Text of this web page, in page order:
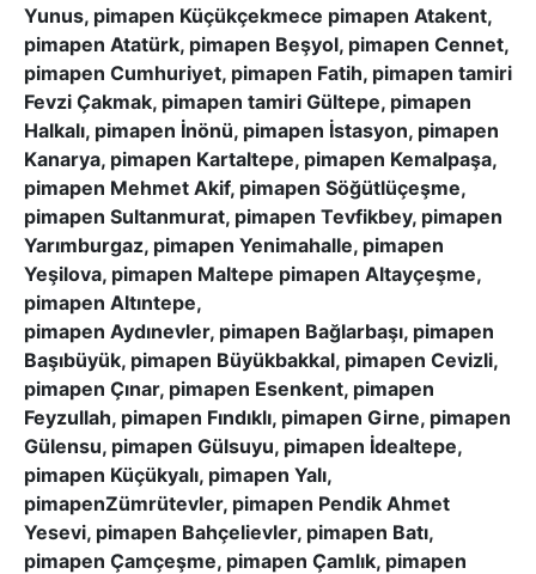
Yunus, pimapen Küçükçekmece pimapen Atakent,
pimapen Atatürk, pimapen Beşyol, pimapen Cennet,
pimapen Cumhuriyet, pimapen Fatih, pimapen tamiri
Fevzi Çakmak, pimapen tamiri Gültepe, pimapen
Halkalı, pimapen İnönü, pimapen İstasyon, pimapen
Kanarya, pimapen Kartaltepe, pimapen Kemalpaşa,
pimapen Mehmet Akif, pimapen Söğütlüçeşme,
pimapen Sultanmurat, pimapen Tevfikbey, pimapen
Yarımburgaz, pimapen Yenimahalle, pimapen
Yeşilova, pimapen Maltepe pimapen Altayçeşme,
pimapen Altıntepe,
pimapen Aydınevler, pimapen Bağlarbaşı, pimapen
Başıbüyük, pimapen Büyükbakkal, pimapen Cevizli,
pimapen Çınar, pimapen Esenkent, pimapen
Feyzullah, pimapen Fındıklı, pimapen Girne, pimapen
Gülensu, pimapen Gülsuyu, pimapen İdealtepe,
pimapen Küçükyalı, pimapen Yalı,
pimapenZümrütevler, pimapen Pendik Ahmet
Yesevi, pimapen Bahçelievler, pimapen Batı,
pimapen Çamçeşme, pimapen Çamlık, pimapen